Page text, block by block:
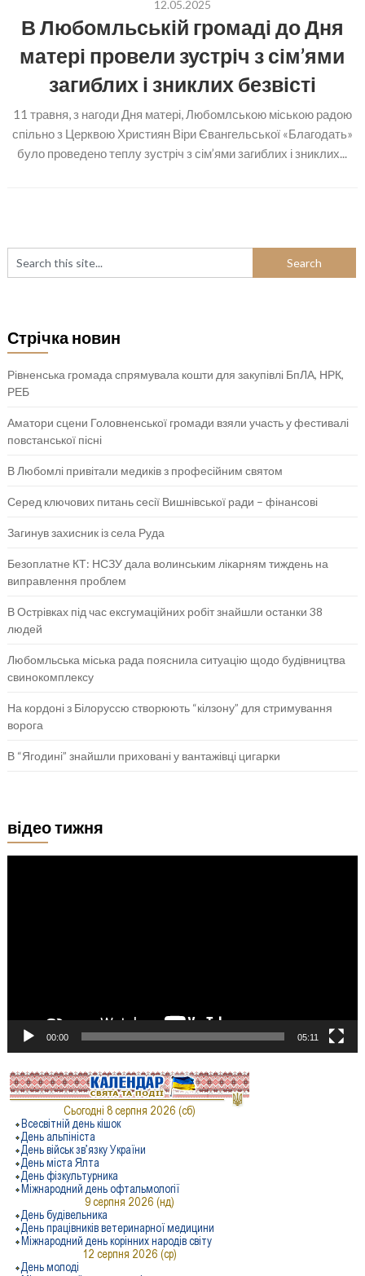
12.05.2025
В Любомльській громаді до Дня
матері провели зустріч з сім’ями
загиблих і зниклих безвісті
11 травня, з нагоди Дня матері, Любомлською міською радою
спільно з Церквою Християн Віри Євангельської «Благодать»
було проведено теплу зустріч з сім’ями загиблих і зниклих...
Стрічка новин
Рівненська громада спрямувала кошти для закупівлі БпЛА, НРК,
РЕБ
Аматори сцени Головненської громади взяли участь у фестивалі
повстанської пісні
В Любомлі привітали медиків з професійним святом
Серед ключових питань сесії Вишнівської ради – фінансові
Загинув захисник із села Руда
Безоплатне КТ: НСЗУ дала волинським лікарням тиждень на
виправлення проблем
В Острівках під час ексгумаційних робіт знайшли останки 38
людей
Любомльська міська рада пояснила ситуацію щодо будівництва
свинокомплексу
На кордоні з Білоруссю створюють “кілзону” для стримування
ворога
В “Ягодині” знайшли приховані у вантажівці цигарки
відео тижня
00:00 05:11